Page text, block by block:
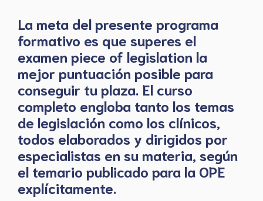
La meta del presente programa
formativo es que superes el
examen piece of legislation la
mejor puntuación posible para
conseguir tu plaza. El curso
completo engloba tanto los temas
de legislación como los clínicos,
todos elaborados y dirigidos por
especialistas en su materia, según
el temario publicado para la OPE
explícitamente.